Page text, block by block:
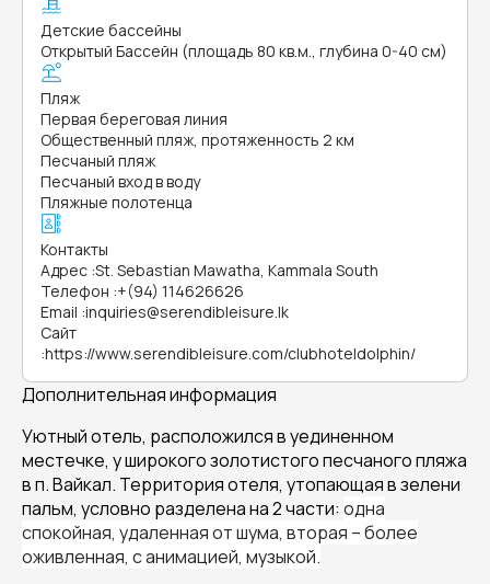
Детские бассейны
Открытый Бассейн (площадь 80 кв.м., глубина 0-40 см)
Пляж
Первая береговая линия
Общественный пляж, протяженность 2 км
Песчаный пляж
Песчаный вход в воду
Пляжные полотенца
Контакты
Адрес :St. Sebastian Mawatha, Kammala South
Телефон :+(94) 114626626
Email :inquiries@serendibleisure.lk
Сайт
:https://www.serendibleisure.com/clubhoteldolphin/
Дополнительная информация
Уютныйотель, расположился в уединенном
местечке, у широкого золотистого песчаного пляжа
в п. Вайкал. Территория отеля, утопающая в зелени
пальм, условно разделена на 2 части: одна
спокойная, удаленная от шума, вторая – более
оживленная, с анимацией, музыкой.